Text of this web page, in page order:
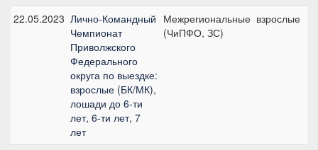
22.05.2023 Лично-Командный
Чемпионат
Приволжского
Федерального
округа по выездке:
взрослые (БК/МК),
лошади до 6-ти
лет, 6-ти лет, 7
лет
Межрегиональные
(ЧиПФО, ЗС)
взрослые